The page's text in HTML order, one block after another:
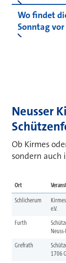
Wo findet
Sonntag
Neusser
Ob Kirmes
sondern auch
Ort
Schlicherum
e.V.
Furth
Grefrath
1706